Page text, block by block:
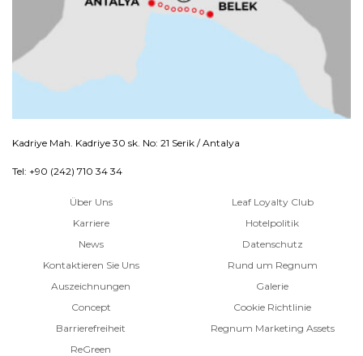
Kadriye Mah. Kadriye 30 sk. No: 21 Serik / Antalya
Tel: +90 (242) 710 34 34
Über Uns
Karriere
News
Kontaktieren Sie Uns
Auszeichnungen
Concept
Barrierefreiheit
ReGreen
Leaf Loyalty Club
Hotelpolitik
Datenschutz
Rund um Regnum
Galerie
Cookie Richtlinie
Regnum Marketing Assets